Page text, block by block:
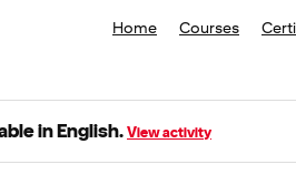
Home Courses
in English. View activity